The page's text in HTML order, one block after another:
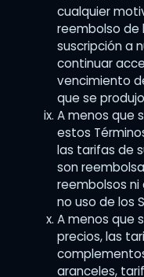
cualquier
reembolso de
suscripción a
continuar
vencimiento
que se
A menos que
estos
las tarifas de
son
reembolsos ni
no uso de los
A menos que
precios, las
aranceles,